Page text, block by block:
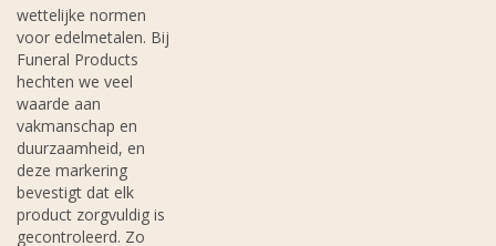
wettelijke normen
voor edelmetalen. Bij
Funeral Products
hechten we veel
waarde aan
vakmanschap en
duurzaamheid, en
deze markering
bevestigt dat elk
product zorgvuldig is
gecontroleerd. Zo